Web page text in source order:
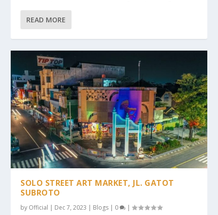
READ MORE
SOLO STREET ART MARKET, JL. GATOT
SUBROTO
by Official | Dec 7, 2023 | Blogs | 0 |